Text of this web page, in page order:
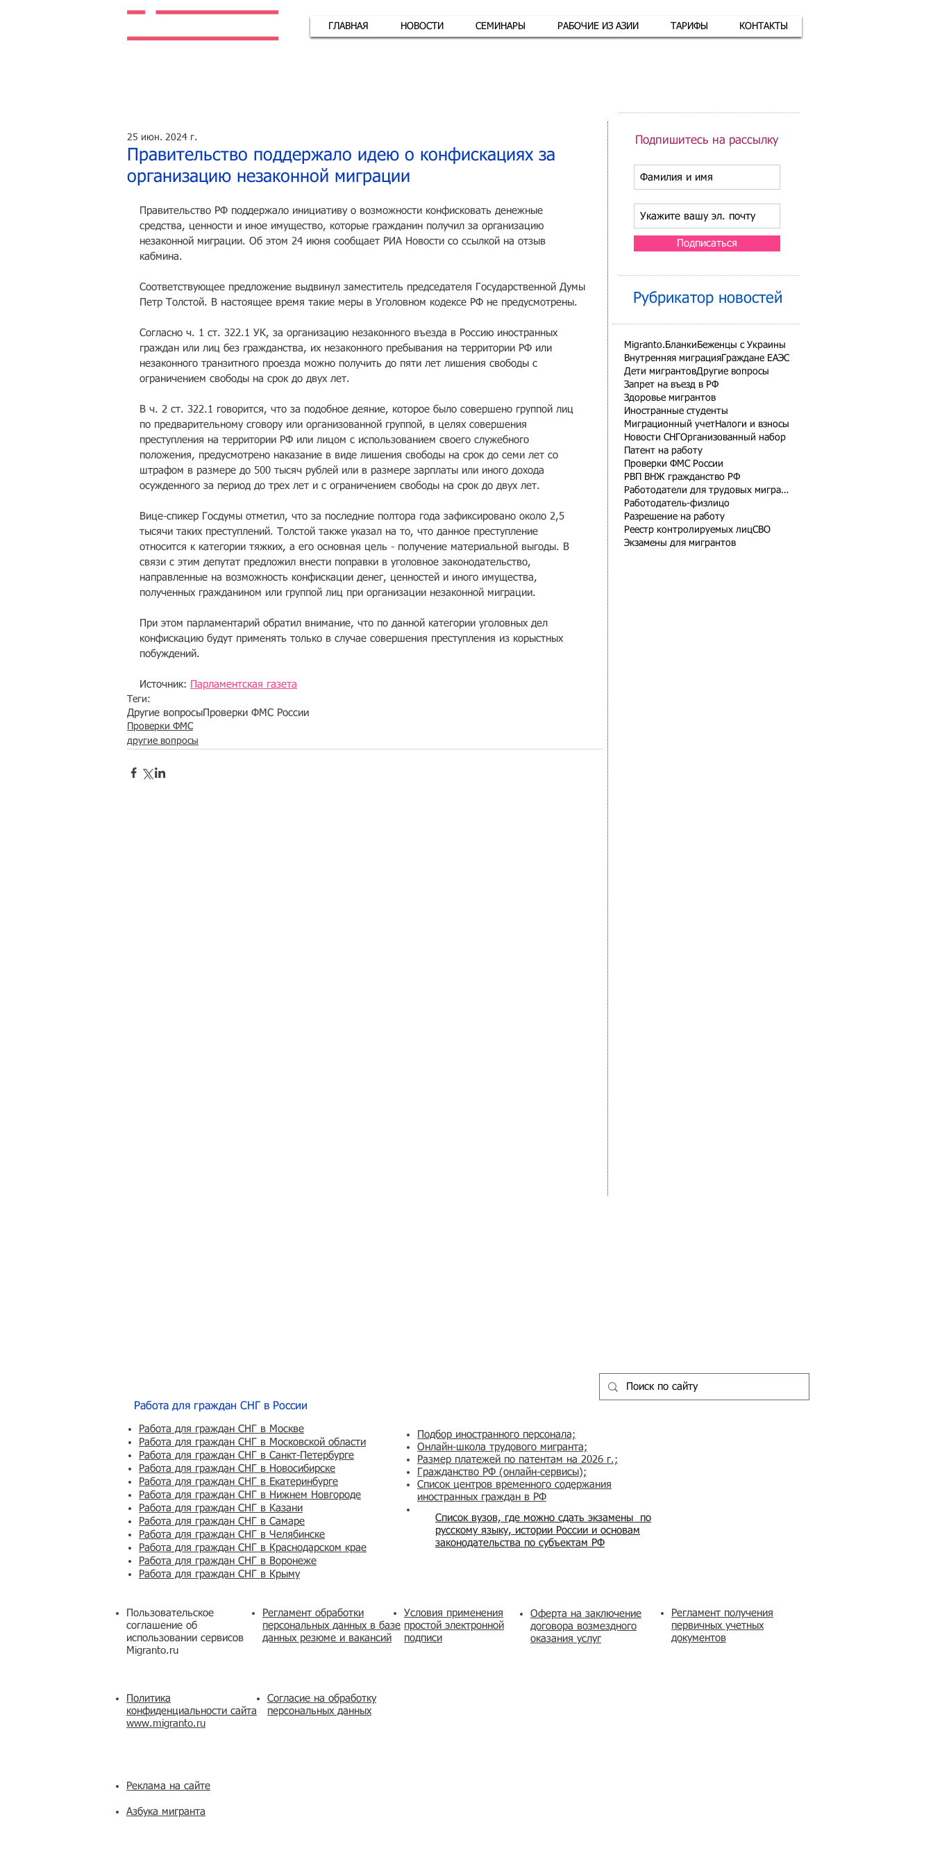
ГЛАВНАЯ НОВОСТИ СЕМИНАРЫ РАБОЧИЕ ИЗ АЗИИ ТАРИФЫ КОНТАКТЫ
Правительство поддержало идею о конфискациях за
организацию незаконной миграции
25 июн. 2024 г.
Правительство РФ поддержало инициативу о возможности конфисковать денежные
средства, ценности и иное имущество, которые гражданин получил за организацию
незаконной миграции. Об этом 24 июня сообщает РИА Новости со ссылкой на отзыв
кабмина.
Соответствующее предложение выдвинул заместитель председателя Государственной Думы
Петр Толстой. В настоящее время такие меры в Уголовном кодексе РФ не предусмотрены.
Согласно ч. 1 ст. 322.1 УК, за организацию незаконного въезда в Россию иностранных
граждан или лиц без гражданства, их незаконного пребывания на территории РФ или
незаконного транзитного проезда можно получить до пяти лет лишения свободы с
ограничением свободы на срок до двух лет.
В ч. 2 ст. 322.1 говорится, что за подобное деяние, которое было совершено группой лиц
по предварительному сговору или организованной группой, в целях совершения
преступления на территории РФ или лицом с использованием своего служебного
положения, предусмотрено наказание в виде лишения свободы на срок до семи лет со
штрафом в размере до 500 тысяч рублей или в размере зарплаты или иного дохода
осужденного за период до трех лет и с ограничением свободы на срок до двух лет.
Вице-спикер Госдумы отметил, что за последние полтора года зафиксировано около 2,5
тысячи таких преступлений. Толстой также указал на то, что данное преступление
относится к категории тяжких, а его основная цель - получение материальной выгоды. В
связи с этим депутат предложил внести поправки в уголовное законодательство,
направленные на возможность конфискации денег, ценностей и иного имущества,
полученных гражданином или группой лиц при организации незаконной миграции.
При этом парламентарий обратил внимание, что по данной категории уголовных дел
конфискацию будут применять только в случае совершения преступления из корыстных
побуждений.
Источник: Парламентская газета
Теги:
Другие вопросыПроверки ФМС России
Проверки ФМС
другие вопросы
Подпишитесь на рассылку
Подписаться
Рубрикатор новостей
Migranto.Бланки Беженцы с Украины
Внутренняя миграция Граждане ЕАЭС
Дети мигрантовДругие вопросы
Запрет на въезд в РФ
Здоровье мигрантов
Иностранные студенты
Миграционный учетНалоги и взносы
Новости СНГ Организованный набор
Патент на работу
Проверки ФМС России
РВП ВНЖ гражданство РФ
Работодатели для трудовых мигрантов
Работодатель-физлицо
Разрешение на работу
Реестр контролируемых лицСВО
Экзамены для мигрантов
Работа для граждан СНГ в России
Работа для граждан СНГ в Москве
Работа для граждан СНГ в Московской области
Работа для граждан СНГ в Санкт-Петербурге
Работа для граждан СНГ в Новосибирске
Работа для граждан СНГ в Екатеринбурге
Работа для граждан СНГ в Нижнем Новгороде
Работа для граждан СНГ в Казани
Работа для граждан СНГ в Самаре
Работа для граждан СНГ в Челябинске
Работа для граждан СНГ в Краснодарском крае
Работа для граждан СНГ в Воронеже
Работа для граждан СНГ в Крыму
Пользовательское
соглашение об
использовании сервисов
Migranto.ru
Регламент обработки
персональных данных в базе
данных резюме и вакансий
Политика
конфиденциальности сайта
www.migranto.ru
Согласие на обработку
персональных данных
Реклама на сайте
Азбука мигранта
Список вузов, где можно сдать экзамены по
русскому языку, истории России и основам
законодательства по субъектам РФ
Подбор иностранного персонала;
Онлайн-школа трудового мигранта;
Размер платежей по патентам на 2026 г.;
Гражданство РФ (онлайн-сервисы);
Список центров временного содержания
иностранных граждан в РФ
Условия применения
простой электронной
подписи
​Оферта на заключение
договора возмездного
оказания услуг
Регламент получения
первичных учетных
документов